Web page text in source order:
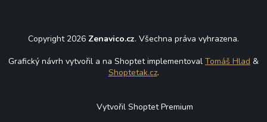
Copyright 2026 Zenavico.cz. Všechna práva vyhrazena.
Grafický návrh vytvořil a na Shoptet implementoval Tomáš Hlad &
Shoptetak.cz.
Vytvořil Shoptet Premium